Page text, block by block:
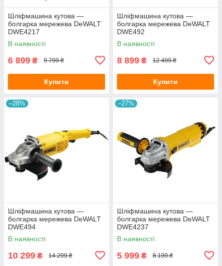
Шліфмашина кутова —
болгарка мережева DeWALT
DWE4217
В наявності
6 899 ₴ 9 799 ₴
Купити
Шліфмашина кутова —
болгарка мережева DeWALT
DWE492
В наявності
8 899 ₴ 12 499 ₴
Купити
–28%
Шліфмашина кутова —
болгарка мережева DeWALT
DWE494
В наявності
10 299 ₴ 14 299 ₴
–27%
Шліфмашина кутова —
болгарка мережева DeWALT
DWE4237
В наявності
5 999 ₴ 8 199 ₴